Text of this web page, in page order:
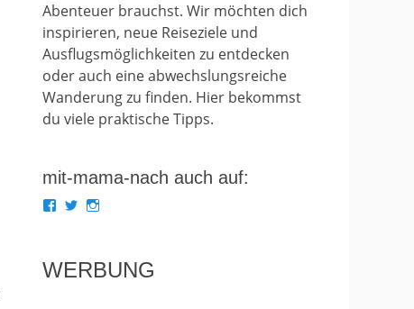
Abenteuer brauchst. Wir möchten dich
inspirieren, neue Reiseziele und
Ausflugsmöglichkeiten zu entdecken
oder auch eine abwechslungsreiche
Wanderung zu finden. Hier bekommst
du viele praktische Tipps.
mit-mama-nach auch auf:
Profil
Facebook
anzeigen
Profil
Twitter
anzeigen
Instagram
anzeigen
WERBUNG